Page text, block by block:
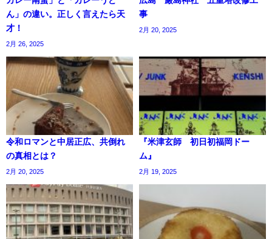
ん」の違い。正しく言えたら天
才！
2月 26, 2025
事
2月 20, 2025
令和ロマンと中居正広、共倒れ
の真相とは？
2月 20, 2025
『米津玄師 初日初福岡ドー
ム』
2月 19, 2025